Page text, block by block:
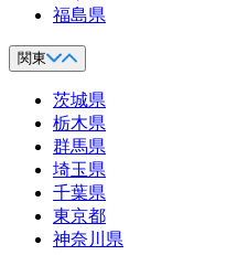
福島県
関東
茨城県
栃木県
群馬県
埼玉県
千葉県
東京都
神奈川県